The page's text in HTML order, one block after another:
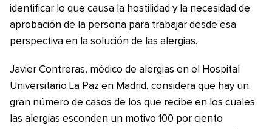
identificar lo que causa la hostilidad y la necesidad de
aprobación de la persona para trabajar desde esa
perspectiva en la solución de las alergias.
Javier Contreras, médico de alergias en el Hospital
Universitario La Paz en Madrid, considera que hay un
gran número de casos de los que recibe en los cuales
las alergias esconden un motivo 100 por ciento